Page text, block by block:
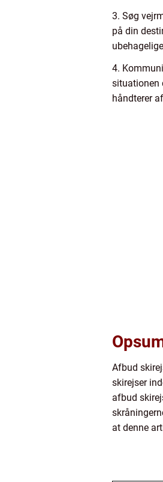
3. Søg
på din
4.
situationen
håndterer
Afbud
skirejser
afbud
at denne